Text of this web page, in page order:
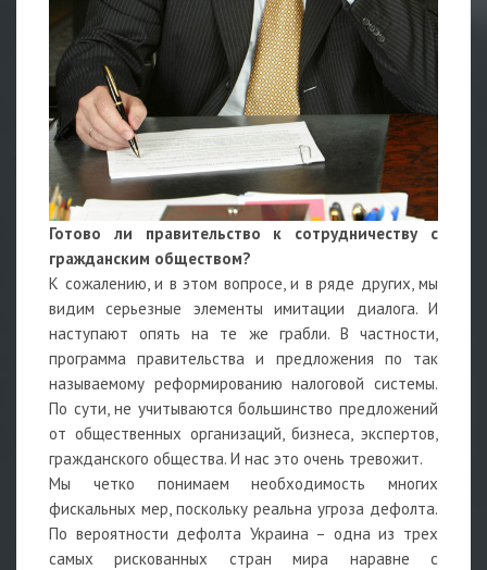
Готово ли правительство к сотрудничеству с
гражданским обществом?
К сожалению, и в этом вопросе, и в ряде других, мы
видим серьезные элементы имитации диалога. И
наступают опять на те же грабли. В частности,
программа правительства и предложения по так
называемому реформированию налоговой системы.
По сути, не учитываются большинство предложений
от общественных организаций, бизнеса, экспертов,
гражданского общества. И нас это очень тревожит.
Мы четко понимаем необходимость многих
фискальных мер, поскольку реальна угроза дефолта.
По вероятности дефолта Украина – одна из трех
самых рискованных стран мира наравне с